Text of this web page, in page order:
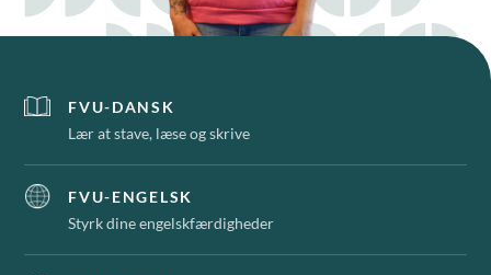
FVU-DANSK
Lær at stave, læse og skrive
FVU-ENGELSK
Styrk dine engelskfærdigheder